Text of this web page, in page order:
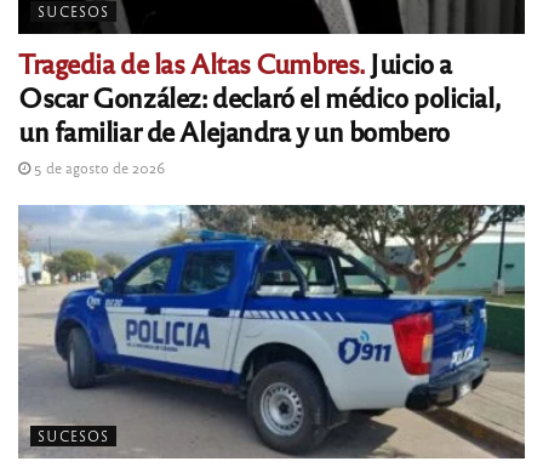
SUCESOS
Tragedia de las Altas Cumbres.Juicio a
Oscar González: declaró el médico policial,
un familiar de Alejandra y un bombero
5 de agosto de 2026
SUCESOS